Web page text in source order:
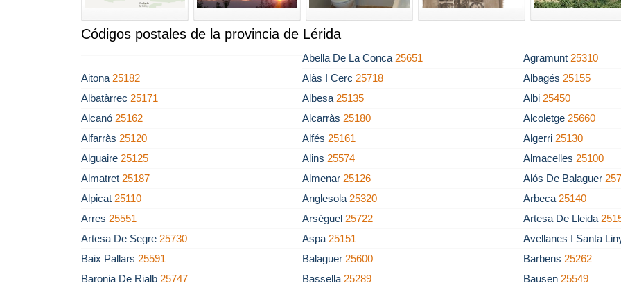
Códigos postales de la provincia de Lérida
Abella De La Conca 25651 Agramunt 25310
Aitona 25182 Alàs I Cerc 25718 Albagés 25155
Albatàrrec 25171 Albesa 25135 Albi 25450
Alcanó 25162 Alcarràs 25180 Alcoletge 25660
Alfarràs 25120 Alfés 25161 Algerri 25130
Alguaire 25125 Alins 25574 Almacelles 25100
Almatret 25187 Almenar 25126 Alós De Balaguer
Alpicat 25110 Anglesola 25320 Arbeca 25140
Arres 25551 Arséguel 25722 Artesa De Lleida
Artesa De Segre 25730 Aspa 25151
Avellanes I Santa
Baix Pallars 25591 Balaguer 25600 Barbens 25262
Baronia De Rialb 25747 Bassella 25289 Bausen 25549